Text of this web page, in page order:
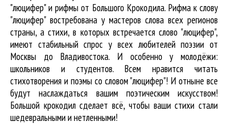
"люцифер" и рифмы от Большого Крокодила. Рифма к слову
"люцифер" востребована у мастеров слова всех регионов
страны, а стихи, в которых встречается слово "люцифер",
имеют стабильный спрос у всех любителей поэзии от
Москвы до Владивостока. И особенно у молодёжи:
школьников и студентов. Всем нравится читать
стихотворения и поэмы со словом "люцифер"! И отныне все
будут наслаждаться вашим поэтическим искусством!
Большой крокодил cделает всё, чтобы ваши стихи стали
шедевральными и нетленными!